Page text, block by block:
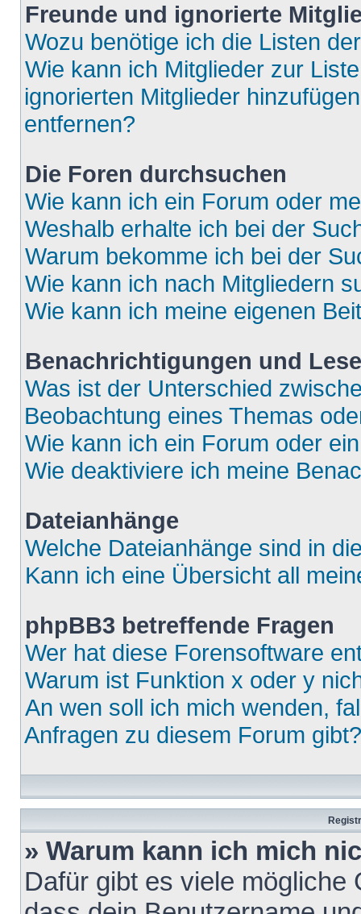
Freunde und ignorierte
Wozu benötige ich die Listen
Wie kann ich Mitglieder zur
ignorierten Mitglieder
entfernen?
Die Foren durchsuchen
Wie kann ich ein Forum oder
Weshalb erhalte ich bei der
Warum bekomme ich bei der
Wie kann ich nach Mitgliedern
Wie kann ich meine eigenen
Benachrichtigungen und
Was ist der Unterschied
Beobachtung eines Themas
Wie kann ich ein Forum oder
Wie deaktiviere ich meine
Dateianhänge
Welche Dateianhänge sind in
Kann ich eine Übersicht all
phpBB3 betreffende Fragen
Wer hat diese Forensoftware
Warum ist Funktion x oder y
An wen soll ich mich wenden,
Anfragen zu diesem Forum gibt?
» Warum kann ich mich
Dafür gibt es viele